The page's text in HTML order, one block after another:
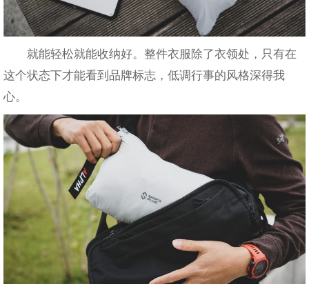
就能轻松就能收纳好。整件衣服除了衣领处，只有在
这个状态下才能看到品牌标志，低调行事的风格深得我
心。